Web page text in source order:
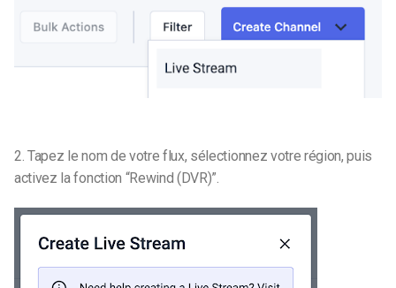
2. Tapez le nom de votre flux, sélectionnez votre région, puis
activez la fonction “Rewind (DVR)”.